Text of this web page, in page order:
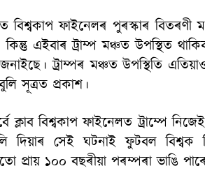
বিশ্বকাপ ফাইনেলৰ পুৰস্কাৰ বিতৰণী
কিন্তু এইবাৰ ট্ৰাম্প মঞ্চত উপস্থিত
ট্ৰাম্পৰ মঞ্চত উপস্থিতি
সূত্ৰত প্ৰকাশ।
ক্লাব বিশ্বকাপ ফাইনেলত ট্ৰাম্পে
দিয়াৰ সেই ঘটনাই ফুটবল বিশ্বক
প্ৰায় ১০০ বছৰীয়া পৰম্পৰা ভাঙি